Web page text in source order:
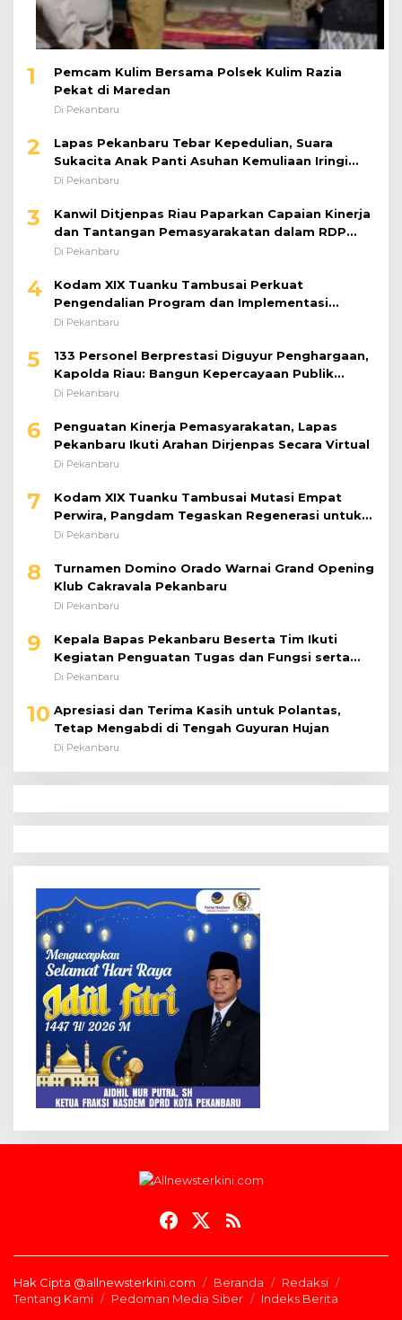
1
Pemcam Kulim Bersama Polsek Kulim Razia
Pekat di Maredan
Di Pekanbaru
2
Lapas Pekanbaru Tebar Kepedulian, Suara
Sukacita Anak Panti Asuhan Kemuliaan Iringi
Bantuan Sosial
Di Pekanbaru
3
Kanwil Ditjenpas Riau Paparkan Capaian Kinerja
dan Tantangan Pemasyarakatan dalam RDP
Bersama Komisi XIII DPR RI
Di Pekanbaru
4
Kodam XIX Tuanku Tambusai Perkuat
Pengendalian Program dan Implementasi
Doktrin TNI AD
Di Pekanbaru
5
133 Personel Berprestasi Diguyur Penghargaan,
Kapolda Riau: Bangun Kepercayaan Publik
dengan Karya Nyata
Di Pekanbaru
6
Penguatan Kinerja Pemasyarakatan, Lapas
Pekanbaru Ikuti Arahan Dirjenpas Secara Virtual
Di Pekanbaru
7
Kodam XIX Tuanku Tambusai Mutasi Empat
Perwira, Pangdam Tegaskan Regenerasi untuk
Perkuat Kinerja Satuan
Di Pekanbaru
8
Turnamen Domino Orado Warnai Grand Opening
Klub Cakravala Pekanbaru
Di Pekanbaru
9
Kepala Bapas Pekanbaru Beserta Tim Ikuti
Kegiatan Penguatan Tugas dan Fungsi serta
Paparan Penempatan WBP ke Lapas Terbuka
Di Pekanbaru
10 Apresiasi dan Terima Kasih untuk Polantas,
Tetap Mengabdi di Tengah Guyuran Hujan
Di Pekanbaru
Hak Cipta @allnewsterkini.com Beranda
Redaksi
Tentang Kami
Pedoman Media Siber Indeks Berita